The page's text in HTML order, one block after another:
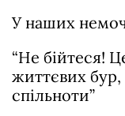
У наших
“Не бійтеся!
життєвих бур,
спільноти”